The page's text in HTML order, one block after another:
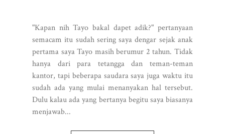
"Kapan nih Tayo bakal dapet adik?" pertanyaan
semacam itu sudah sering saya dengar sejak anak
pertama saya Tayo masih berumur 2 tahun. Tidak
hanya dari para tetangga dan teman-teman
kantor, tapi beberapa saudara saya juga waktu itu
sudah ada yang mulai menanyakan hal tersebut.
Dulu kalau ada yang bertanya begitu saya biasanya
menjawab...